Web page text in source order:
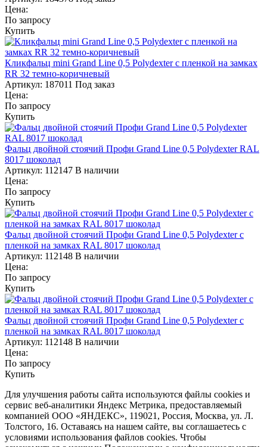
Цена:
По запросу
Купить
Кликфальц mini Grand Line 0,5 Polydexter с пленкой на замках
RR 32 темно-коричневый
Артикул: 187011 Под заказ
Цена:
По запросу
Купить
Фальц двойной стоячий Профи Grand Line 0,5 Polydexter RAL
8017 шоколад
Артикул: 112147 В наличии
Цена:
По запросу
Купить
Фальц двойной стоячий Профи Grand Line 0,5 Polydexter с
пленкой на замках RAL 8017 шоколад
Артикул: 112148 В наличии
Цена:
По запросу
Купить
Фальц двойной стоячий Профи Grand Line 0,5 Polydexter с
пленкой на замках RAL 8017 шоколад
Артикул: 112148 В наличии
Цена:
По запросу
Купить
Для улучшения работы сайта используются файлы cookies и
сервис веб-аналитики Яндекс Метрика, предоставляемый
компанией ООО «ЯНДЕКС», 119021, Россия, Москва, ул. Л.
Толстого, 16. Оставаясь на нашем сайте, вы соглашаетесь с
условиями использования файлов cookies. Чтобы